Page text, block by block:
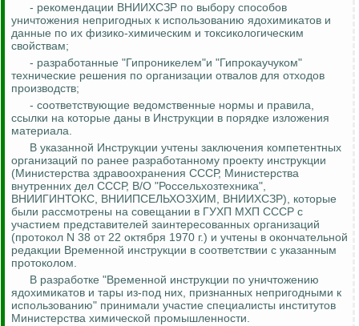
- рекомендации ВНИИХСЗР по выбору способов
уничтожения непригодных к использованию ядохимикатов и
данные по их физико-химическим и токсикологическим
свойствам;
- разработанные "Гипроникелем"и "Гипрокаучуком"
технические решения по организации отвалов для отходов
производств;
- соответствующие ведомственные нормы и правила,
ссылки на которые даны в Инструкции в порядке изложения
материала.
В указанной Инструкции учтены заключения компетентных
организаций по ранее разработанному проекту инструкции
(Министерства здравоохранения СССР, Министерства
внутренних дел СССР, В/О "Россельхозтехника",
ВНИИГИНТОКС, ВНИИПСЕЛЬХОЗХИМ, ВНИИХСЗР), которые
были рассмотрены на совещании в ГУХП МХП СССР с
участием представителей заинтересованных организаций
(протокол N 38 от 22 октября 1970 г.) и учтены в окончательной
редакции Временной инструкции в соответствии с указанным
протоколом.
В разработке "Временной инструкции по уничтожению
ядохимикатов и тары из-под них, признанных непригодными к
использованию" принимали участие специалисты институтов
Министерства химической промышленности.